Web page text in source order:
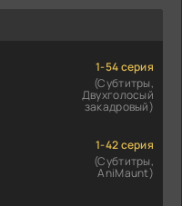
1-54 серия
(Субтитры,
Двухголосый
закадровый)
1-42 серия
(Субтитры,
AniMaunt)